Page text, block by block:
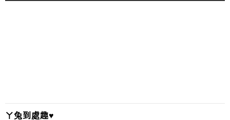
I
V
ㄚ兔到處趣♥